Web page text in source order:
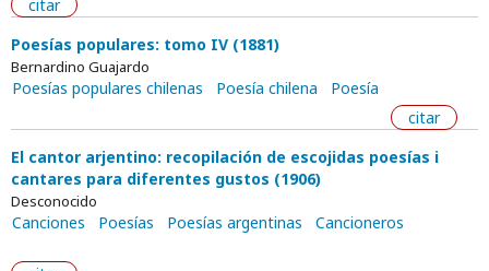
citar
Poesías populares: tomo IV (1881)
Bernardino Guajardo
Poesías populares chilenas Poesía chilena
Poesía
citar
El cantor arjentino: recopilación de escojidas poesías i
cantares para diferentes gustos (1906)
Desconocido
Canciones Poesías Poesías argentinas Cancioneros